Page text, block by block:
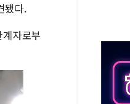
리 계곡서 수위 상승으로 피서객
일 '별똥별 멍' 운영…페르세
·남부 동해안 시간당 50mm 이상
서 일하던 90대 숨져…온열질환
운전면허 기능시험 오전 집중
됐다.
자로부